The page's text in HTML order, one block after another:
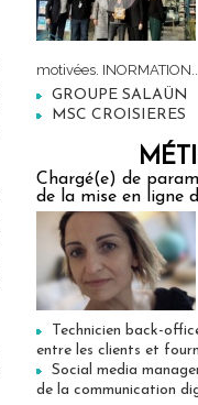
motivées. INORMATION...
GROUPE SALAÜN
MSC CROISIERES
Chargé(e) de
de la mise en ligne
Technicien back-
entre les clients et
Social media
de la communication